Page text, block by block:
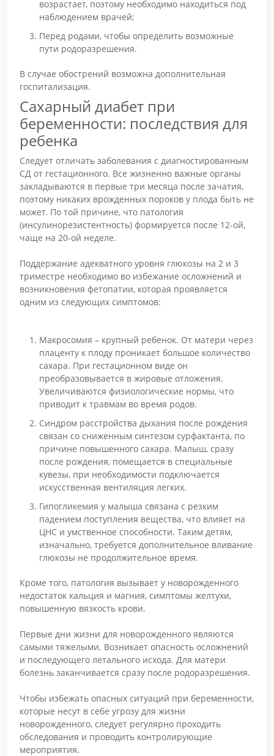
возрастает, поэтому необходимо находиться под
наблюдением врачей;
Перед родами, чтобы определить возможные
пути родоразрешения.
В случае обострений возможна дополнительная
госпитализация.
Сахарный диабет при
беременности: последствия для
ребенка
Следует отличать заболевания с диагностированным
СД от гестационного. Все жизненно важные органы
закладываются в первые три месяца после зачатия,
поэтому никаких врожденных пороков у плода быть не
может. По той причине, что патология
(инсулинорезистентность) формируется после 12-ой,
чаще на 20-ой неделе.
Поддержание адекватного уровня глюкозы на 2 и 3
триместре необходимо во избежание осложнений и
возникновения фетопатии, которая проявляется
одним из следующих симптомов:
Макросомия – крупный ребенок. От матери через
плаценту к плоду проникает большое количество
сахара. При гестационном виде он
преобразовывается в жировые отложения.
Увеличиваются физиологические нормы, что
приводит к травмам во время родов.
Синдром расстройства дыхания после рождения
связан со сниженным синтезом сурфактанта, по
причине повышенного сахара. Малыш, сразу
после рождения, помещается в специальные
кувезы, при необходимости подключается
искусственная вентиляция легких.
Гипогликемия у малыша связана с резким
падением поступления вещества, что влияет на
ЦНС и умственное способности. Таким детям,
изначально, требуется дополнительное вливание
глюкозы не продолжительное время.
Кроме того, патология вызывает у новорожденного
недостаток кальция и магния, симптомы желтухи,
повышенную вязкость крови.
Первые дни жизни для новорожденного являются
самыми тяжелыми. Возникает опасность осложнений
и последующего летального исхода. Для матери
болезнь заканчивается сразу после родоразрешения.
Чтобы избежать опасных ситуаций при беременности,
которые несут в себе угрозу для жизни
новорожденного, следует регулярно проходить
обследования и проводить контролирующие
мероприятия.